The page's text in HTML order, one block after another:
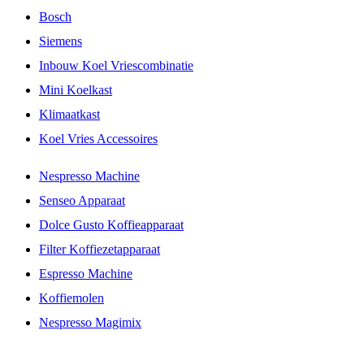
Bosch
Siemens
Inbouw Koel Vriescombinatie
Mini Koelkast
Klimaatkast
Koel Vries Accessoires
Nespresso Machine
Senseo Apparaat
Dolce Gusto Koffieapparaat
Filter Koffiezetapparaat
Espresso Machine
Koffiemolen
Nespresso Magimix